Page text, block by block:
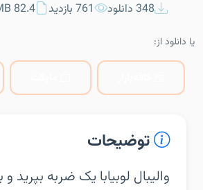
348 دانلود 761 بازدید 82.4 MB
یا دانلود از:
توضیحات
‏‏والیبال لوبیابا یک ضربه بپرید